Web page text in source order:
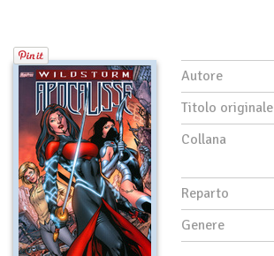
Autore
Titolo originale
Collana
Reparto
Genere